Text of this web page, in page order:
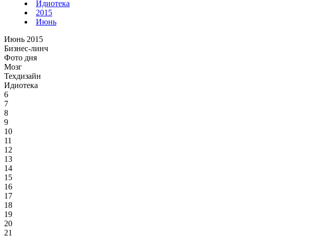
Идиотека
2015
Июнь
Июнь 2015
Бизнес-линч
Фото дня
Мозг
Техдизайн
Идиотека
6
7
8
9
10
11
12
13
14
15
16
17
18
19
20
21